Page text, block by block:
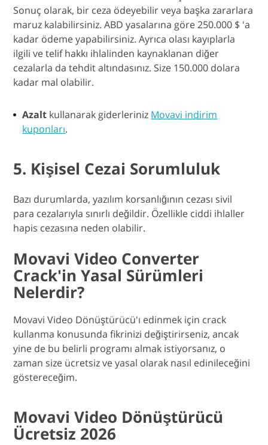
Sonuç olarak, bir ceza ödeyebilir veya başka zararlara
maruz kalabilirsiniz. ABD yasalarına göre 250.000 $ 'a
kadar ödeme yapabilirsiniz. Ayrıca olası kayıplarla
ilgili ve telif hakkı ihlalinden kaynaklanan diğer
cezalarla da tehdit altındasınız. Size 150.000 dolara
kadar mal olabilir.
Azalt kullanarak giderleriniz Movavi indirim
kuponları.
5. Kişisel Cezai Sorumluluk
Bazı durumlarda, yazılım korsanlığının cezası sivil
para cezalarıyla sınırlı değildir. Özellikle ciddi ihlaller
hapis cezasına neden olabilir.
Movavi Video Converter
Crack'in Yasal Sürümleri
Nelerdir?
Movavi Video Dönüştürücü'ı edinmek için crack
kullanma konusunda fikrinizi değiştirirseniz, ancak
yine de bu belirli programı almak istiyorsanız, o
zaman size ücretsiz ve yasal olarak nasıl edinileceğini
göstereceğim.
Movavi Video Dönüştürücü
Ücretsiz 2026